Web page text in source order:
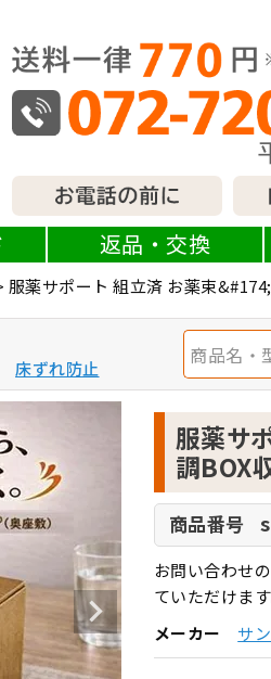
返品・交換
服薬サポート 組立済 お薬束
床ずれ防止
服薬サ
調BOX
商品番号
お問い合わせ
ていただけます
メーカー
サ